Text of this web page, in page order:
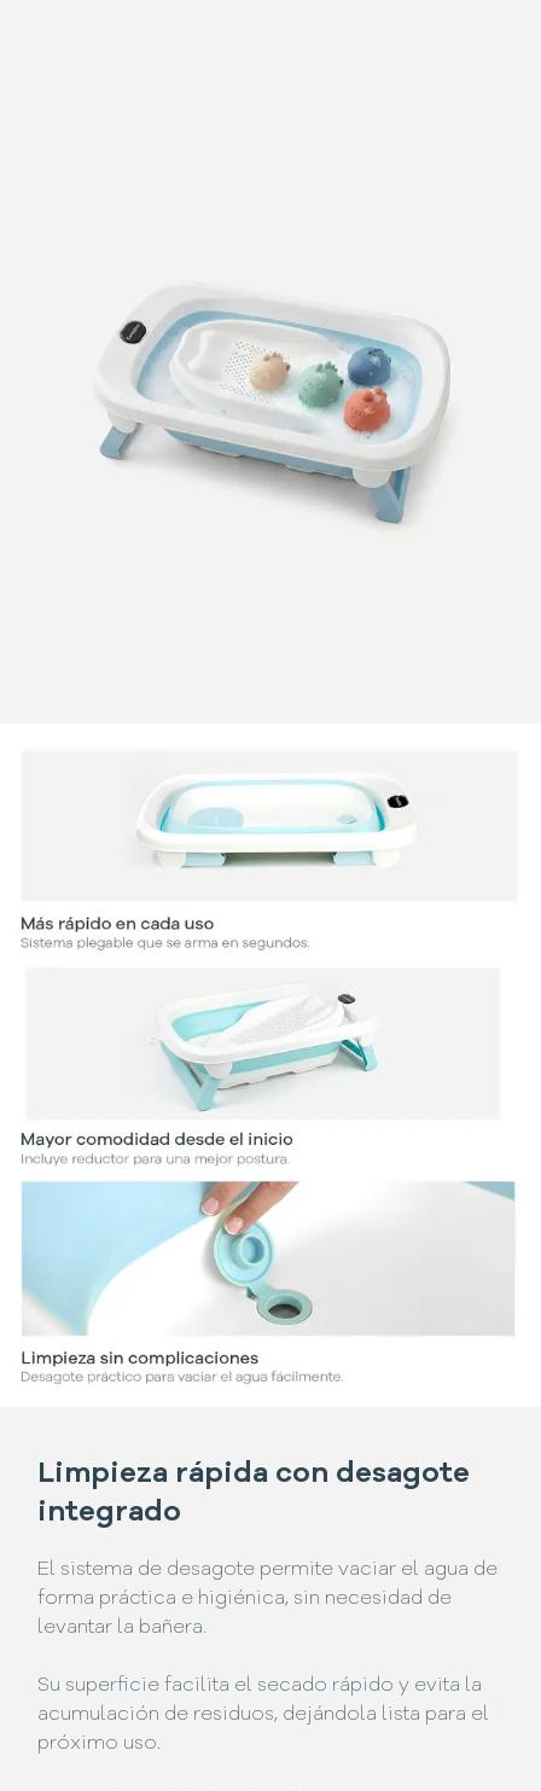
Limpieza rápida con desagote
integrado
El sistema de desagote permite vaciar el agua de
forma práctica e higiénica, sin necesidad de
levantar la bañera.
Su superficie facilita el secado rápido y evita la
acumulación de residuos, dejándola lista para el
próximo uso.